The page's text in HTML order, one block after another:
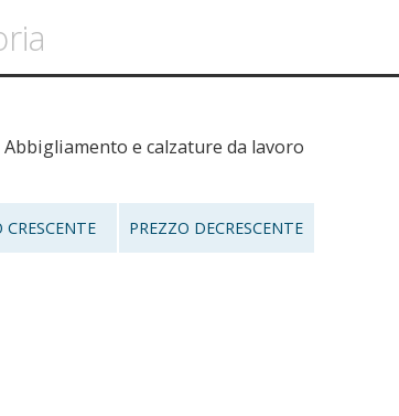
Abbigliamento e calzature da lavoro
CRESCENTE PREZZO DECRESCENTE